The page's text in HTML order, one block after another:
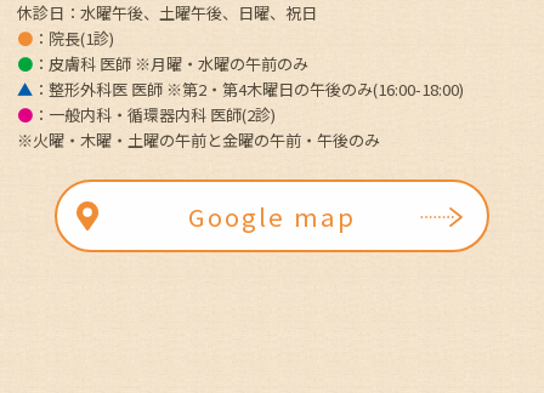
休診日：水曜午後、土曜午後、日曜、祝日
● ：院長(1診)
● ：皮膚科 医師 ※月曜・水曜の午前のみ
▲ ：整形外科医 医師 ※第2・第4木曜日の午後のみ(16:00-18:00)
● ：一般内科・循環器内科 医師(2診)
※火曜・木曜・土曜の午前と金曜の午前・午後のみ
Google map